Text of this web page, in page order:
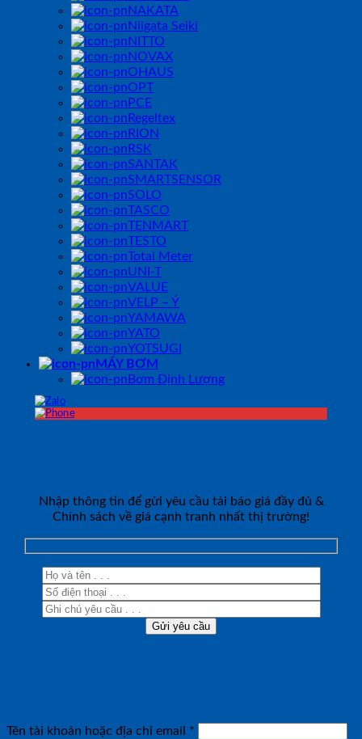
NAKATA
Niigata Seiki
NITTO
NOVAX
OHAUS
OPT
PCE
Regeltex
RION
RSK
SANTAK
SMARTSENSOR
SOLO
TASCO
TENMART
TESTO
Total Meter
UNI-T
VALUE
VELP – Ý
YAMAWA
YATO
YOTSUGI
MÁY BƠM
Bơm Định Lượng
Nhập thông tin để gửi yêu cầu tải báo giá đầy đủ &
Chính sách về giá cạnh tranh nhất thị trường!
Tên tài khoản hoặc địa chỉ email *